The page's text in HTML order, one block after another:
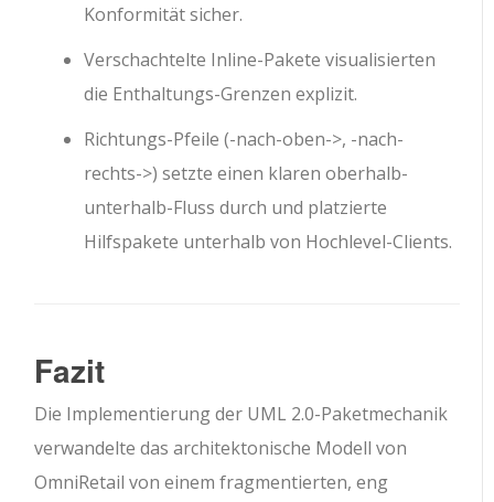
Konformität sicher.
Verschachtelte Inline-Pakete visualisierten
die Enthaltungs-Grenzen explizit.
Richtungs-Pfeile (-nach-oben->, -nach-
rechts->) setzte einen klaren oberhalb-
unterhalb-Fluss durch und platzierte
Hilfspakete unterhalb von Hochlevel-Clients.
Fazit
Die Implementierung der UML 2.0-Paketmechanik
verwandelte das architektonische Modell von
OmniRetail von einem fragmentierten, eng